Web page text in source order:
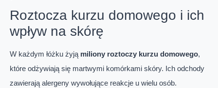
Roztocza kurzu domowego i ich
wpływ na skórę
W każdym łóżku żyją miliony roztoczy kurzu domowego,
które odżywiają się martwymi komórkami skóry. Ich odchody
zawierają alergeny wywołujące reakcje u wielu osób.